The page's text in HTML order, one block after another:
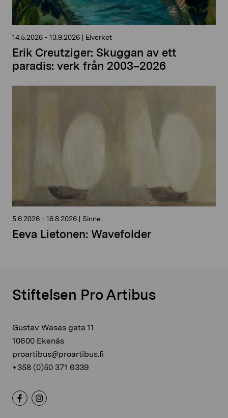
14.5.2026 - 13.9.2026 | Elverket
Erik Creutziger: Skuggan av ett
paradis: verk från 2003–2026
5.6.2026 - 16.8.2026 | Sinne
Eeva Lietonen: Wavefolder
Stiftelsen Pro Artibus
Gustav Wasas gata 11
10600 Ekenäs
proartibus@proartibus.fi
+358 (0)50 371 6339